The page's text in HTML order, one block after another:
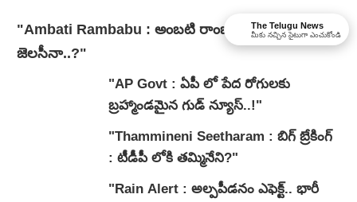
"Ambati Rambabu : అంబటి రాంబాబు పై జగన్
జెలసీనా..?"
"AP Govt : ఏపీ లో పేద రోగులకు
బ్రహ్మాండమైన గుడ్ న్యూస్..!"
"Thammineni Seetharam : బిగ్ బ్రేకింగ్
: టీడీపీ లోకి తమ్మినేని?"
"Rain Alert : అల్పపీడనం ఎఫెక్ట్.. భారీ
The Telugu News
మీకు నచ్చిన సైటుగా ఎంచుకోండి